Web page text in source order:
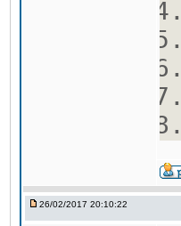
26/02/2017 20:10:22